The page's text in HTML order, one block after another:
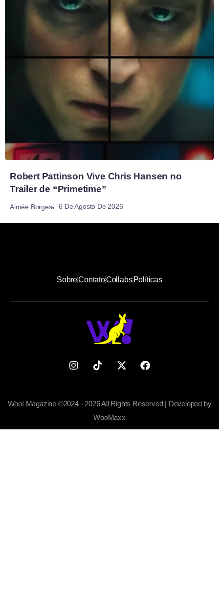
Robert Pattinson Vive Chris Hansen no
Trailer de “Primetime”
Aimée Borges 6 De Agosto De 2026
SobreContatoCollabsPolíticas
Woo! Magazine ©2024 - 2026 All Rights Reserved | Developed by
WooMaxx